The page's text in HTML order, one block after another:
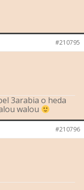
#210795
3arabia o heda
walou
#210796